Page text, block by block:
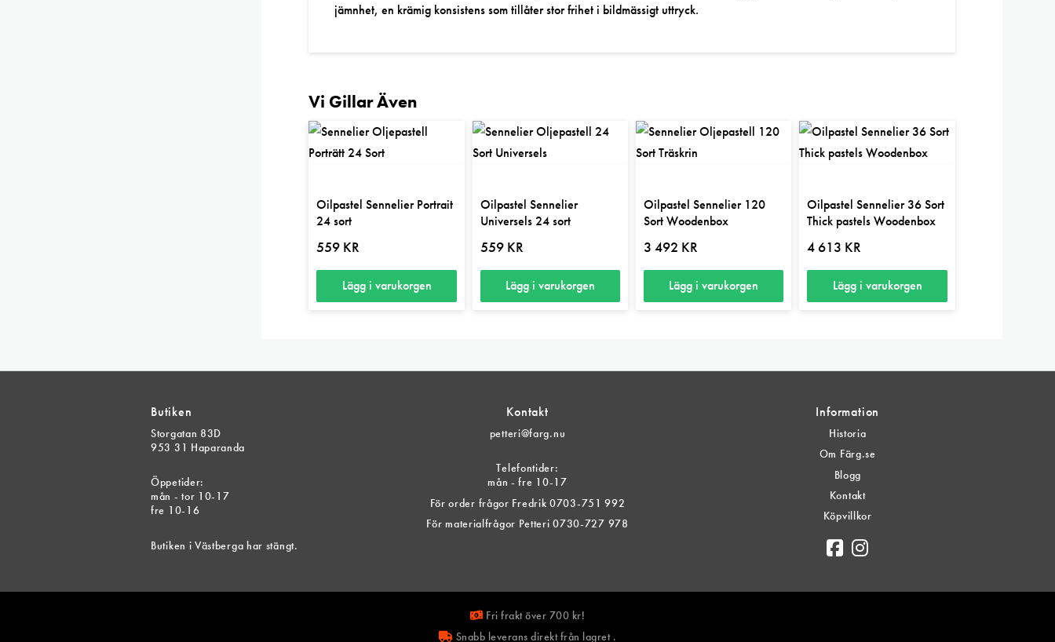
jämnhet, en krämig konsistens som tillåter stor frihet i bildmässigt uttryck.
Vi Gillar Även
Oilpastel Sennelier Portrait
24 sort
559 KR
Lägg i varukorgen
Oilpastel Sennelier
Universels 24 sort
559 KR
Lägg i varukorgen
Oilpastel Sennelier 120
Sort Woodenbox
3 492 KR
Lägg i varukorgen
Oilpastel Sennelier 36 Sort
Thick pastels Woodenbox
4 613 KR
Lägg i varukorgen
Butiken
Storgatan 83D
953 31 Haparanda
Öppetider:
mån - tor 10-17
fre 10-16
Butiken i Västberga har stängt.
Kontakt
petteri@farg.nu
Telefontider:
mån - fre 10-17
För order frågor Fredrik 0703-751 992
För materialfrågor Petteri 0730-727 978
Information
Historia
Om Färg.se
Blogg
Kontakt
Köpvillkor
Fri frakt över 700 kr!
Snabb leverans direkt från lagret .